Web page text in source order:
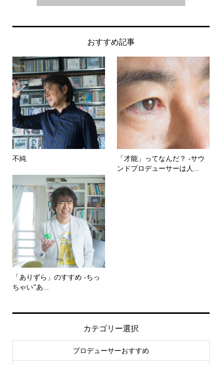
おすすめ記事
不純
「才能」ってなんだ？ -サウ
ンドプロデューサーは人...
「ありずら」のすすめ -ちっ
ちゃい”あ...
カテゴリー選択
プロデューサーおすすめ